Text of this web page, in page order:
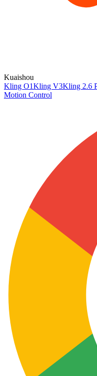
Kuaishou
Kling O1Kling V3Kling 2.6
Motion Control